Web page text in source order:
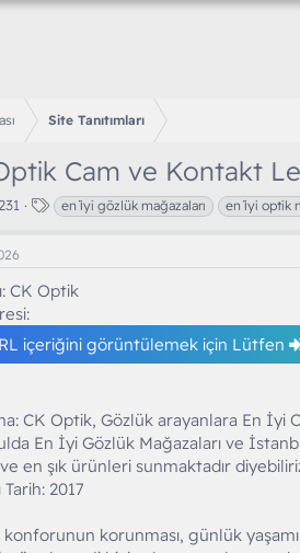
Site Tanıtımları
Cam ve Kontakt
G
231
E
t
l
e
r
en i̇yi gözlük mağazaları en i̇yi optik
CK Optik
içeriğini görüntülemek için Lütfen
CK Optik, Gözlük arayanlara En İyi
En İyi Gözlük Mağazaları ve
en şık ürünleri sunmaktadır
Tarih: 2017
korunması, günlük